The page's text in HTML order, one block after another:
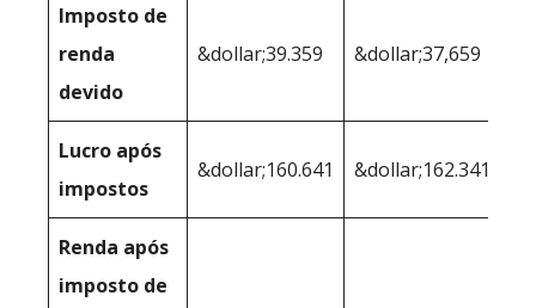
Imposto de
renda
devido
&dollar;39.359 &dollar;37,659
Lucro após
impostos
&dollar;160.641 &dollar;162.341
Renda após
imposto de